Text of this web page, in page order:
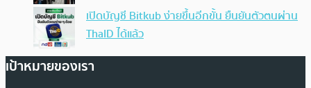
เปิดบัญชี Bitkub ง่ายขึ้นอีกขั้น ยืนยันตัวตนผ่าน
ThaID ได้แล้ว
เป้าหมายของเรา